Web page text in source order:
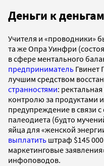
Деньги к деньгам
Учителя и «проводники»
та же Опра Уинфри
в сфере ментального
предприниматель Гвинет
лучшим средством
странностями:
контролю за продуктами
предупреждение в связи
палеодиета (будто
яйца для «женской
выплатить штраф $145
маркетинговые
инфоповодов.